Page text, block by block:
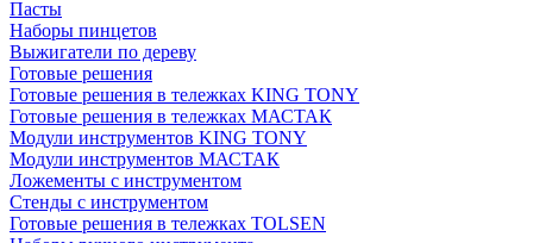
Пасты
Наборы пинцетов
Выжигатели по дереву
Готовые решения
Готовые решения в тележках KING TONY
Готовые решения в тележках МАСТАК
Модули инструментов KING TONY
Модули инструментов МАСТАК
Ложементы с инструментом
Стенды с инструментом
Готовые решения в тележках TOLSEN